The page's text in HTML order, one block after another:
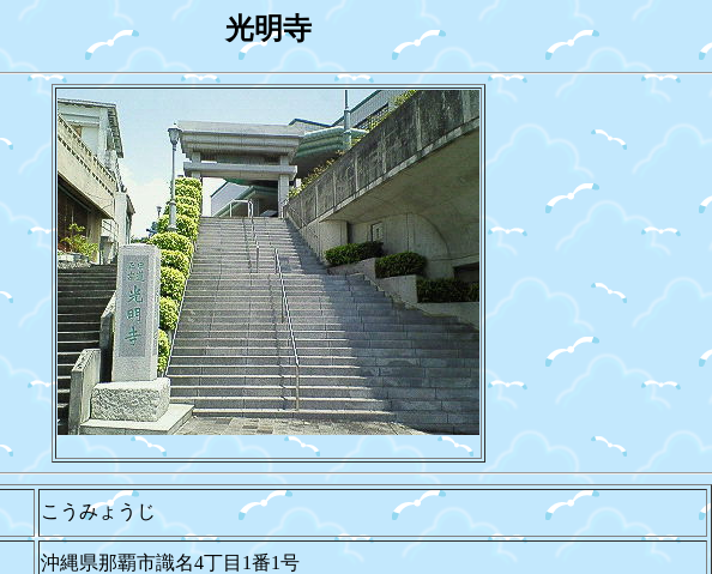
光明寺
こうみょうじ
沖縄県那覇市識名4丁目1番1号